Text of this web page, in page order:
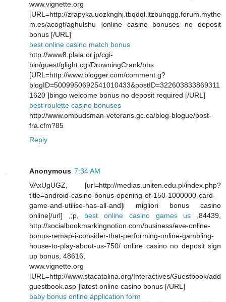
www.vignette.org
[URL=http://zrapyka.uozknghj.tbqdql.ltzbunqgg.forum.mythe
m.es/acogf/aghulshu ]online casino bonuses no deposit
bonus [/URL]
best online casino match bonus
http://www8.plala.or.jp/cgi-
bin/guest/glight.cgi/DrowningCrank/bbs
[URL=http://www.blogger.com/comment.g?
blogID=5009950692541010433&postID=322603833869311
1620 ]bingo welcome bonus no deposit required [/URL]
best roulette casino bonuses
http://www.ombudsman-veterans.gc.ca/blog-blogue/post-
fra.cfm?85
Reply
Anonymous 7:34 AM
VAxUgUGZ, [url=http://medias.uniten.edu.pl/index.php?
title=android-casino-bonus-opening-of-150-1000000-card-
game-and-utilise-has-all-and]i migliori bonus casino
online[/url] ,;p, best online casino games us ,84439,
http://socialbookmarkingnotion.com/business/eve-online-
bonus-remap-i-consider-that-performing-online-gambling-
house-to-play-about-us-750/ online casino no deposit sign
up bonus, 48616,
www.vignette.org
[URL=http://www.stacatalina.org/Interactives/Guestbook/add
guestbook.asp ]latest online casino bonus [/URL]
baby bonus online application form